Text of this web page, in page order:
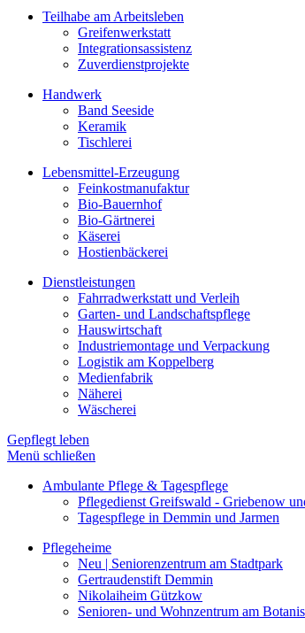
Teilhabe am Arbeitsleben
Greifenwerkstatt
Integrationsassistenz
Zuverdienstprojekte
Handwerk
Band Seeside
Keramik
Tischlerei
Lebensmittel-Erzeugung
Feinkostmanufaktur
Bio-Bauernhof
Bio-Gärtnerei
Käserei
Hostienbäckerei
Dienstleistungen
Fahrradwerkstatt und Verleih
Garten- und Landschaftspflege
Hauswirtschaft
Industriemontage und Verpackung
Logistik am Koppelberg
Medienfabrik
Näherei
Wäscherei
Gepflegt leben
Menü schließen
Ambulante Pflege & Tagespflege
Pflegedienst Greifswald - Griebenow
Tagespflege in Demmin und Jarmen
Pflegeheime
Neu | Seniorenzentrum am Stadtpark
Gertraudenstift Demmin
Nikolaiheim Gützkow
Senioren- und Wohnzentrum am